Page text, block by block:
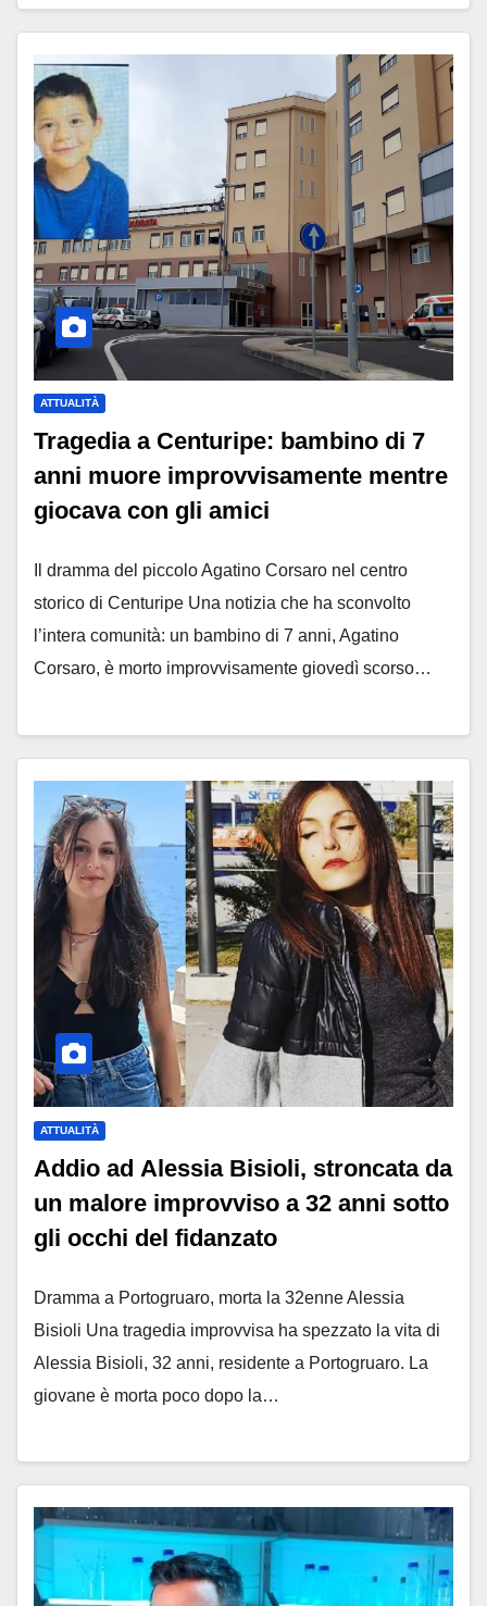
ATTUALITÀ
Tragedia a Centuripe: bambino di 7
anni muore improvvisamente mentre
giocava con gli amici
Il dramma del piccolo Agatino Corsaro nel centro
storico di Centuripe Una notizia che ha sconvolto
l’intera comunità: un bambino di 7 anni, Agatino
Corsaro, è morto improvvisamente giovedì scorso…
ATTUALITÀ
Addio ad Alessia Bisioli, stroncata da
un malore improvviso a 32 anni sotto
gli occhi del fidanzato
Dramma a Portogruaro, morta la 32enne Alessia
Bisioli Una tragedia improvvisa ha spezzato la vita di
Alessia Bisioli, 32 anni, residente a Portogruaro. La
giovane è morta poco dopo la…